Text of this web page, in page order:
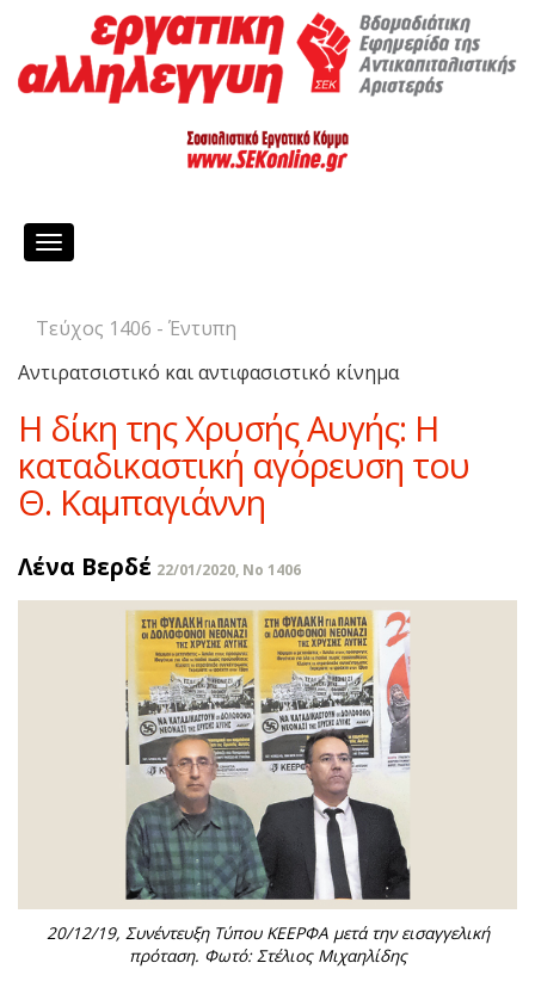
Toggle
Τεύχος 1406 - Έντυπη
Αντιρατσιστικό και αντιφασιστικό κίνημα
Η δίκη της Χρυσής Αυγής: H
καταδικαστική αγόρευση του
Θ. Καμπαγιάννη
Λένα Βερδέ 22/01/2020, No 1406
20/12/19, Συνέντευξη Τύπου ΚΕΕΡΦΑ μετά την εισαγγελική
πρόταση. Φωτό: Στέλιος Μιχαηλίδης